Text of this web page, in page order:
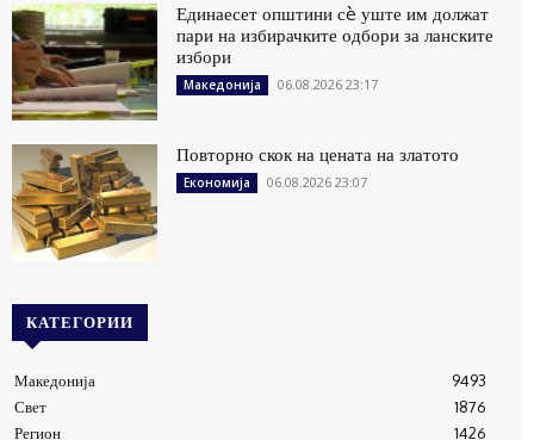
Единаесет општини сè уште им должат
пари на избирачките одбори за ланските
избори
Македонија 06.08.2026 23:17
Повторно скок на цената на златото
Економија 06.08.2026 23:07
КАТЕГОРИИ
Македонија
9493
Свет
1876
Регион
1426